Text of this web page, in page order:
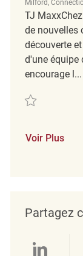
Milford,
TJ
de nouvelles
découverte
d'une équipe
encourage l...
Sauvegarder
Voir Plus
Partagez